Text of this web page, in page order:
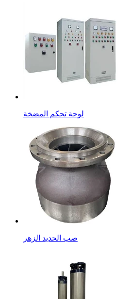
لوحة تحكم المضخة
صب الحديد الزهر